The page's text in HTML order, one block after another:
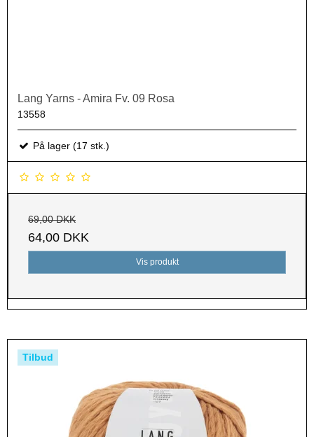
Lang Yarns - Amira Fv. 09 Rosa
13558
På lager (17 stk.)
69,00 DKK
64,00 DKK
Vis produkt
Tilbud